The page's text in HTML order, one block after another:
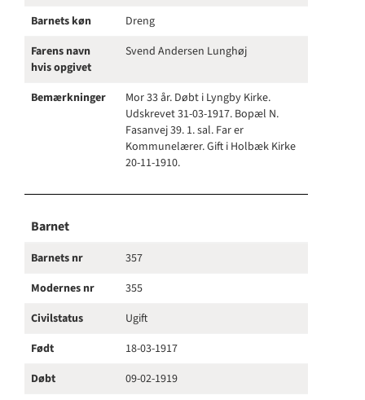
Barnets køn
Dreng
Farens navn
hvis opgivet
Svend Andersen Lunghøj
Bemærkninger
Mor 33 år. Døbt i Lyngby Kirke.
Udskrevet 31-03-1917. Bopæl N.
Fasanvej 39. 1. sal. Far er
Kommunelærer. Gift i Holbæk Kirke
20-11-1910.
Barnet
Barnets nr
357
Modernes nr
355
Civilstatus
Ugift
Født
18-03-1917
Døbt
09-02-1919